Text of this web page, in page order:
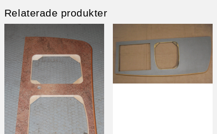
Relaterade produkter